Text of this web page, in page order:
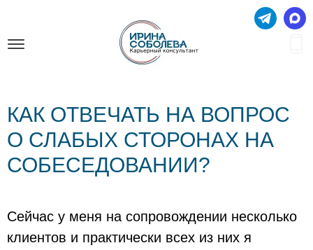
КАК ОТВЕЧАТЬ НА ВОПРОС
О СЛАБЫХ СТОРОНАХ НА
СОБЕСЕДОВАНИИ?
Сейчас у меня на сопровождении несколько
клиентов и практически всех из них я